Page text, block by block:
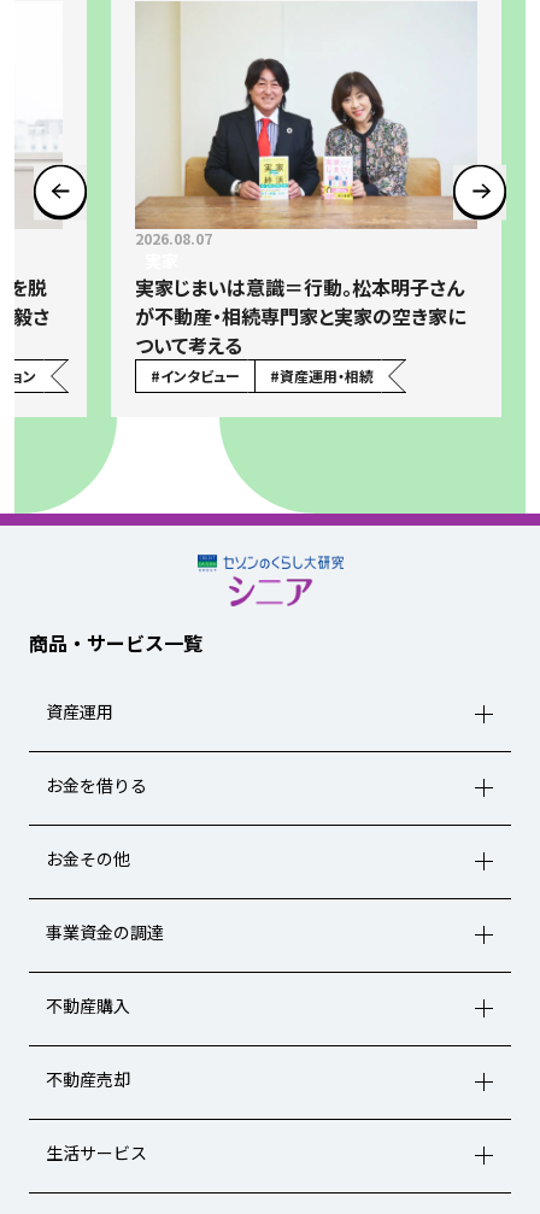
2026.08.07
実家じまいは意識＝行動。松本明子さん
が不動産・相続専門家と実家の空き家に
ついて考える
#インタビュー #資産運用・相続
を脱
毅さ
ョン
商品・サービス一覧
資産運用
お金を借りる
お金その他
事業資金の調達
不動産購入
不動産売却
生活サービス